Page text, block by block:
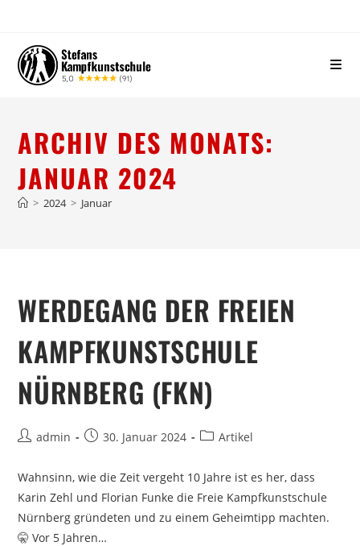
ARCHIV DES MONATS:
JANUAR 2024
> 2024 > Januar
WERDEGANG DER FREIEN
KAMPFKUNSTSCHULE
NÜRNBERG (FKN)
admin 30. Januar 2024 Artikel
Wahnsinn, wie die Zeit vergeht 10 Jahre ist es her, dass
Karin Zehl und Florian Funke die Freie Kampfkunstschule
Nürnberg gründeten und zu einem Geheimtipp machten.
🤫 Vor 5 Jahren…